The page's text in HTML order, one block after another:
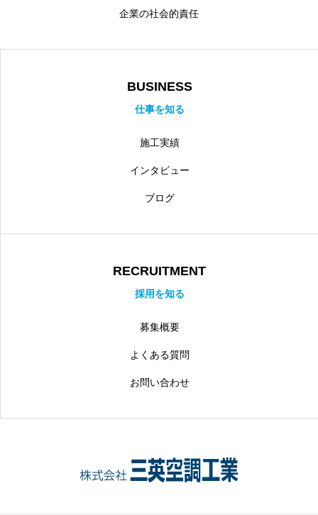
企業の社会的責任
BUSINESS
仕事を知る
施工実績
インタビュー
ブログ
RECRUITMENT
採用を知る
募集概要
よくある質問
お問い合わせ